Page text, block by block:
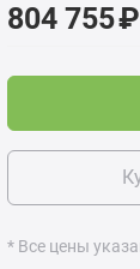
804 755 ₽
* Все цены